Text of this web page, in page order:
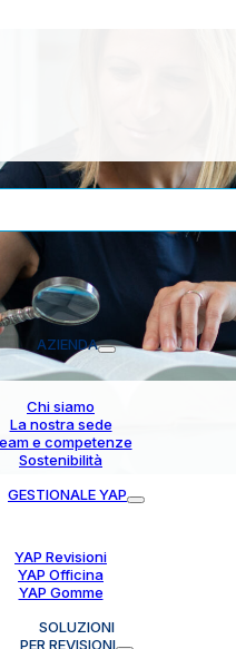
AZIENDA
Chi siamo
La nostra sede
e competenze
Sostenibilità
GESTIONALE YAP
YAP Revisioni
YAP Officina
YAP Gomme
SOLUZIONI
PER REVISIONI